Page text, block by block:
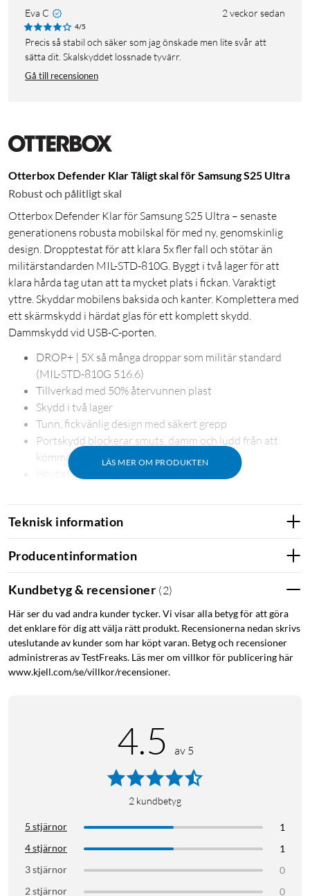
Eva C 2 veckor sedan
4/5
Precis så stabil och säker som jag önskade men lite svår att
sätta dit. Skalskyddet lossnade tyvärr.
Gå till recensionen
Otterbox Defender Klar Tåligt skal för Samsung S25 Ultra
Robust och pålitligt skal
Otterbox Defender Klar för Samsung S25 Ultra – senaste
generationens robusta mobilskal för med ny, genomskinlig
design. Dropptestat för att klara 5x fler fall och stötar än
militärstandarden MIL-STD-810G. Byggt i två lager för att
klara hårda tag utan att ta mycket plats i fickan. Varaktigt
yttre. Skyddar mobilens baksida och kanter. Komplettera med
ett skärmskydd i härdat glas för ett komplett skydd.
Dammskydd vid USB-C-porten.
LÄS MER OM PRODUKTEN
DROP+ | 5X så många droppar som militär standard
(MIL-STD-810G 516.6)
Tillverkad med 50% återvunnen plast
Skydd i två lager
Tunn, fickvänlig design med säkert grepp
Portskydd blockerar smuts, damm och ludd från att
komma in i uttag och portar
Höjda kanter skyddar kamera och skärm
Teknisk information
Producentinformation
Kundbetyg & recensioner (2)
Här ser du vad andra kunder tycker. Vi visar alla betyg för att göra
det enklare för dig att välja rätt produkt. Recensionerna nedan skrivs
uteslutande av kunder som har köpt varan. Betyg och recensioner
administreras av TestFreaks. Läs mer om villkor för publicering här
www.kjell.com/se/villkor/recensioner.
4.5 av 5
2 kundbetyg
5 stjärnor
1
4 stjärnor
1
3 stjärnor
0
2 stjärnor
0